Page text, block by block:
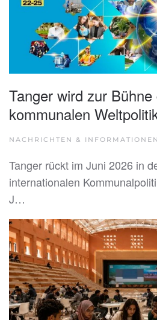
Tanger wird zur Bühne
kommunalen
NACHRICHTEN & INFORMATIONEN
Tanger rückt im Juni 2026 in
internationalen
J…